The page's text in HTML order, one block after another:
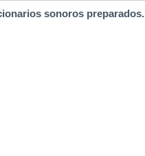
sonoros preparados.